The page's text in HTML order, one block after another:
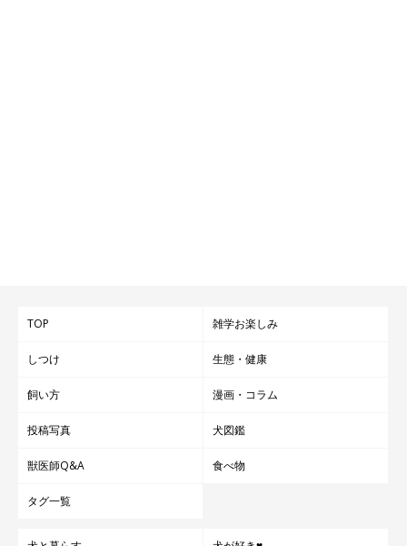
TOP 雑学お楽しみ
しつけ 生態・健康
飼い方 漫画・コラム
投稿写真 犬図鑑
獣医師Q&A 食べ物
タグ一覧